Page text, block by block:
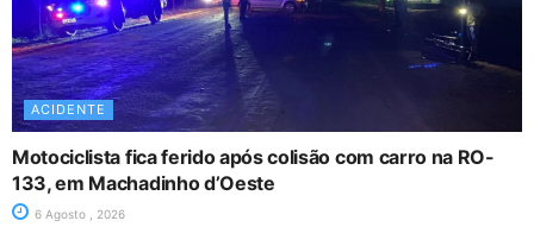
ACIDENTE
Motociclista fica ferido após colisão com carro na RO-
133, em Machadinho d’Oeste
6 Agosto , 2026